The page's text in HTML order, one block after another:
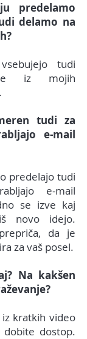
predelamo
delamo na
tudi
iz mojih
tudi za
e-mail
predelajo tudi
e-mail
se izve kaj
novo idejo.
da je
za vaš posel.
Na kakšen
iz kratkih video
dostop.